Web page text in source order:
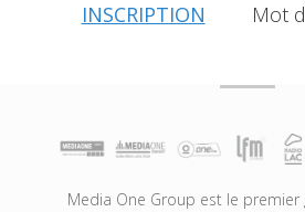
INSCRIPTION Mot
Media One Group est le